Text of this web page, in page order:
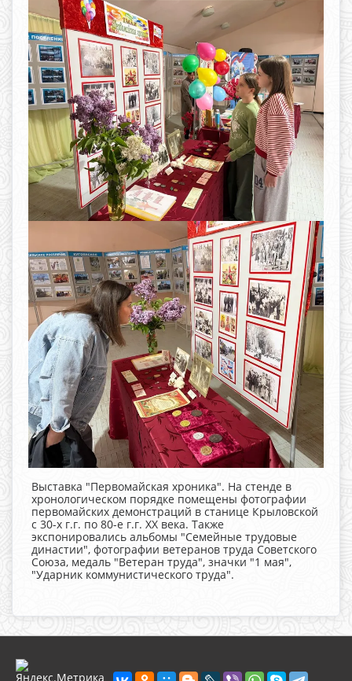
Выставка "Первомайская хроника". На стенде в
хронологическом порядке помещены фотографии
первомайских демонстраций в станице Крыловской
с 30-х г.г. по 80-е г.г. ХХ века. Также
экспонировались альбомы "Семейные трудовые
династии", фотографии ветеранов труда Советского
Союза, медаль "Ветеран труда", значки "1 мая",
"Ударник коммунистического труда".